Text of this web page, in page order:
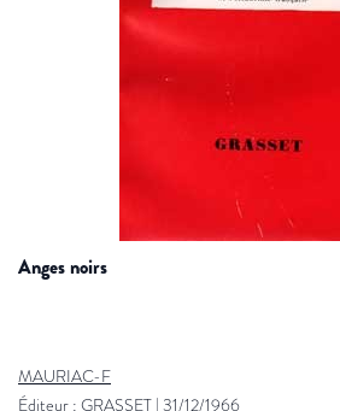
anges noirs
MAURIAC-F
Éditeur : GRASSET | 31/12/1966